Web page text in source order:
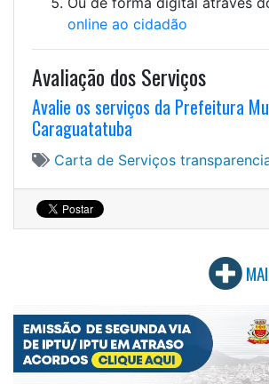
online ao cidadão
Avaliação dos Serviços
Avalie os serviços da Prefeitura
Caraguatatuba
Carta de Serviços